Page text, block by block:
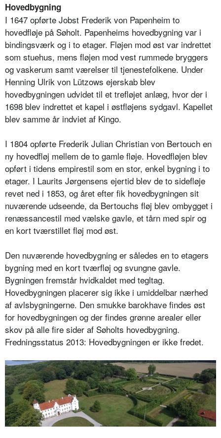
Hovedbygning
I 1647 opførte Jobst Frederik von Papenheim to
hovedfløje på Søholt. Papenheims hovedbygning var i
bindingsværk og i to etager. Fløjen mod øst var indrettet
som stuehus, mens fløjen mod vest rummede bryggers
og vaskerum samt værelser til tjenestefolkene. Under
Henning Ulrik von Lützows ejerskab blev
hovedbygningen udvidet til et trefløjet anlæg, hvor der i
1698 blev indrettet et kapel i østfløjens sydgavl. Kapellet
blev samme år indviet af Kingo.
I 1804 opførte Frederik Julian Christian von Bertouch en
ny hovedfløj mellem de to gamle fløje. Hovedfløjen blev
opført i tidens empirestil som en stor, enkel bygning i to
etager. I Laurits Jørgensens ejertid blev de to sidefløje
revet ned i 1853, og året efter fik hovedbygningen sit
nuværende udseende, da Bertouchs fløj blev ombygget i
renæssancestil med vælske gavle, et tårn med spir og
en kort tværstillet fløj mod øst.
Den nuværende hovedbygning er således en to etagers
bygning med en kort tværfløj og svungne gavle.
Bygningen fremstår hvidkaldet med tegltag.
Hovedbygningen placerer sig ikke i umiddelbar nærhed
af avlsbygningerne. Den smukke barokhave findes øst
for hovedbygningen og der findes grønne arealer eller
skov på alle fire sider af Søholts hovedbygning.
Fredningsstatus 2013: Hovedbygningen er ikke fredet.